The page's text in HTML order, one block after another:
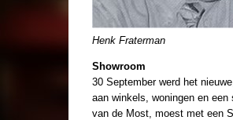
Henk Fraterman
Showroom
30 September werd het
aan winkels, woningen en
van de Most, moest met een